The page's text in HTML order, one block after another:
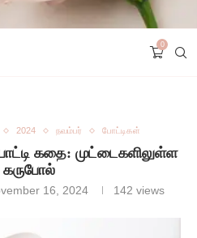
0
2024 நவம்பர் போட்டிகள்
கதை: முட்டைகளிலுள்ள
கருபோல்
16, 2024 142 views